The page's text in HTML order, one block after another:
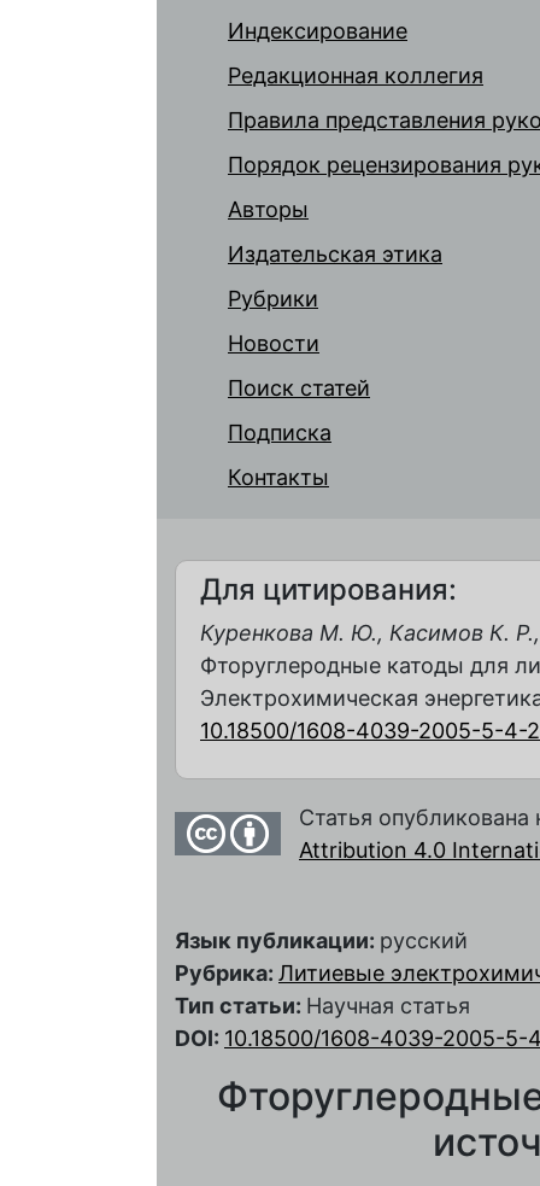
Индексирование
Редакционная коллегия
Правила представления
Порядок рецензирования
Авторы
Издательская этика
Рубрики
Новости
Поиск статей
Подписка
Контакты
Для цитирования:
Куренкова М. Ю., Касимов К.
Фторуглеродные катоды для
Электрохимическая
10.18500/1608-4039-2005-5-4-
Статья
Attribution 4.0
Язык публикации: русский
Рубрика: Литиевые
Тип статьи: Научная статья
DOI: 10.18500/1608-4039-2005-5-